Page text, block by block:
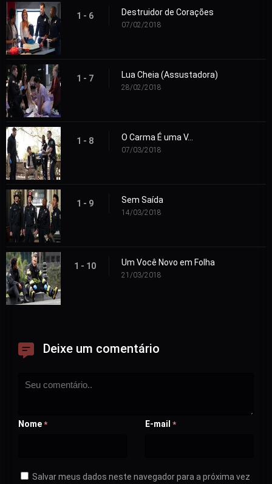
1 - 6 Destruidor de Corações
07/02/2018
1 - 7 Lua Cheia (Assustadora)
28/02/2018
1 - 8 O Carma É uma V...
07/03/2018
1 - 9 Sem Saída
14/03/2018
1 - 10 Um Você Novo em Folha
21/03/2018
Deixe um comentário
Nome * E-mail *
Salvar meus dados neste navegador para a próxima vez